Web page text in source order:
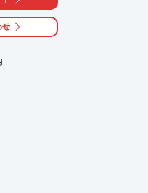
合わせください。
せ